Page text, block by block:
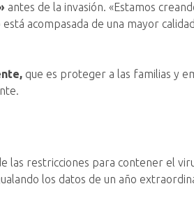
antes de la invasión. «Estamos
acompasada de una mayor
que es proteger a las familias y
las restricciones para contener el
los datos de un año